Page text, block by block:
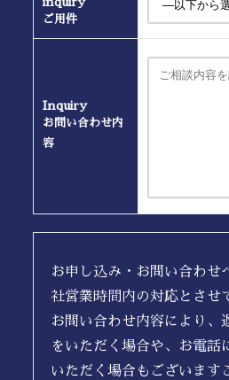
ご用件
Inquiry
お問い合わせ内
容
お申し込み・お問い合わせ
社営業時間内の対応とさせ
お問い合わせ内容により、
をいただく場合や、お電話
いただく場合もございます